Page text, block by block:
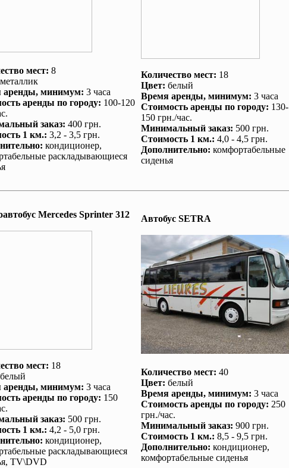
мест: 8
металлик
аренды, минимум: 3 часа
аренды по городу: 100-120
заказ: 400 грн.
1 км.: 3,2 - 3,5 грн.
: кондиционер,
раскладывающиеся
Количество мест: 18
Цвет: белый
Время аренды, минимум: 3 часа
Стоимость аренды по городу: 130-
150 грн./час.
Минимальный заказ: 500 грн.
Стоимость 1 км.: 4,0 - 4,5 грн.
Дополнительно: комфортабельные
сиденья
Mеrcedes Sprinter 312
мест: 18
белый
аренды, минимум: 3 часа
аренды по городу: 150
заказ: 500 грн.
1 км.: 4,2 - 5,0 грн.
: кондиционер,
раскладывающиеся
TV\DVD
Автобус SETRA
Количество мест: 40
Цвет: белый
Время аренды, минимум: 3 часа
Стоимость аренды по городу: 250
грн./час.
Минимальный заказ: 900 грн.
Стоимость 1 км.: 8,5 - 9,5 грн.
Дополнительно: кондиционер,
комфортабельные сиденья